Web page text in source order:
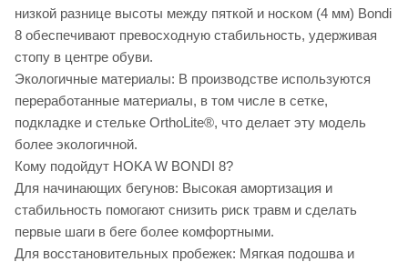
низкой разнице высоты между пяткой и носком (4 мм) Bondi
8 обеспечивают превосходную стабильность, удерживая
стопу в центре обуви.
Экологичные материалы: В производстве используются
переработанные материалы, в том числе в сетке,
подкладке и стельке OrthoLite®, что делает эту модель
более экологичной.
Кому подойдут HOKA W BONDI 8?
Для начинающих бегунов: Высокая амортизация и
стабильность помогают снизить риск травм и сделать
первые шаги в беге более комфортными.
Для восстановительных пробежек: Мягкая подошва и